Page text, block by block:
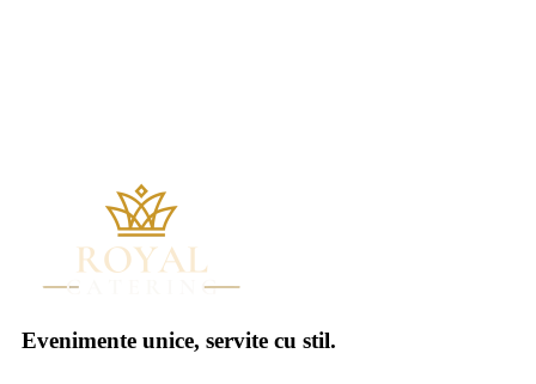
Evenimente unice, servite cu stil.